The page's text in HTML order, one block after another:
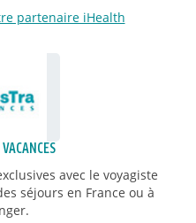
partenaire iHealth
avec le voyagiste
séjours en France ou à